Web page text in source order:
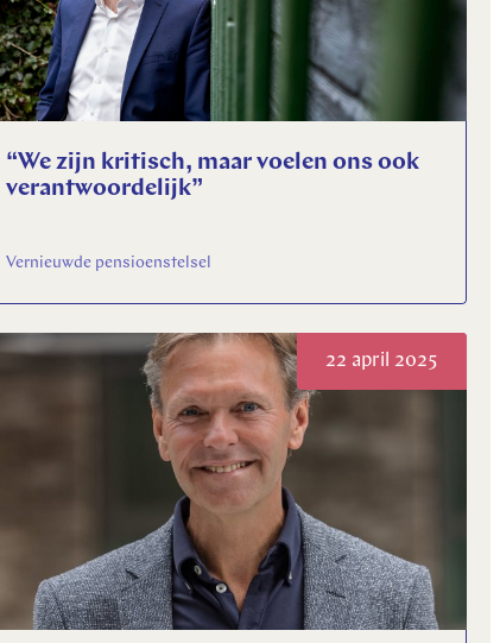
“We zijn kritisch, maar voelen ons ook
verantwoordelijk”
Vernieuwde pensioenstelsel
22 april 2025